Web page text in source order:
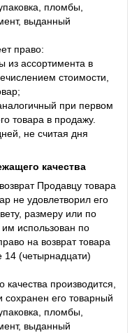
пломбы,
выданный
право:
из ассортимента в
стоимости,
при первом
товара в продажу.
не считая дня
качества
Продавцу товара
не удовлетворил его
размеру или по
использован по
на возврат товара
14 (четырнадцати)
производится,
сохранен его товарный
пломбы,
выданный